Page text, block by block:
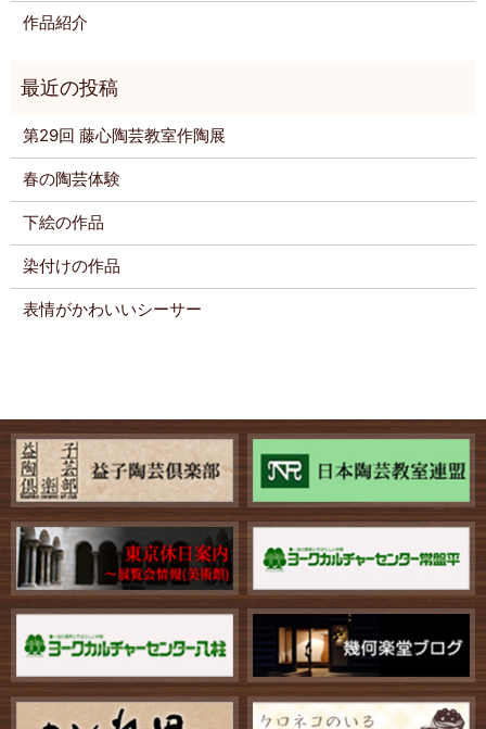
作品紹介
第29回 藤心陶芸教室作陶展
春の陶芸体験
下絵の作品
染付けの作品
表情がかわいいシーサー